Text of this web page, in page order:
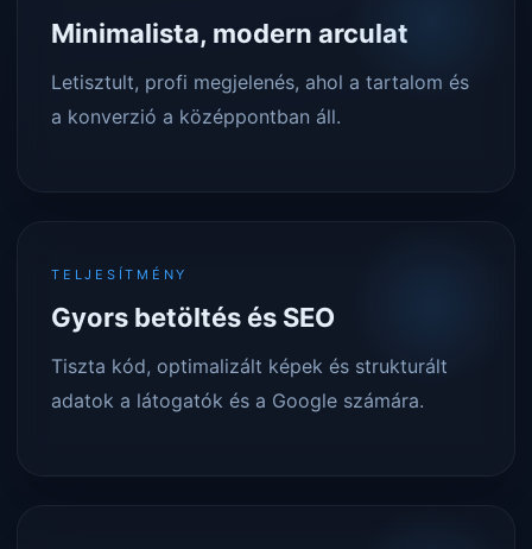
Minimalista, modern arculat
Letisztult, profi megjelenés, ahol a tartalom és
a konverzió a középpontban áll.
TELJESÍTMÉNY
Gyors betöltés és SEO
Tiszta kód, optimalizált képek és strukturált
adatok a látogatók és a Google számára.